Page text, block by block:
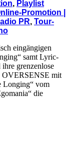
, Playlist
Promotion |
PR, Tour-
eingängigen
samt Lyric-
grenzenlose
OVERSENSE mit
Longing“ vom
die